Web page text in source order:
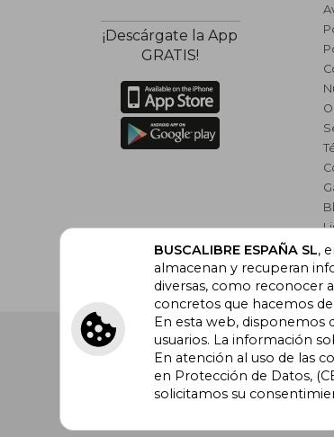
¡Descárgate la App
GRATIS!
Buscalibre España . Calle Energía, 65,
Barcelona. Derechos Reservados.
BUSCALIBRE ESPAÑA SL,
almacenan y recuperan
diversas, como reconocer
concretos que hacemos
En esta web, disponemos
usuarios. La información
En atención al uso de las
en Protección de Datos,
solicitamos su